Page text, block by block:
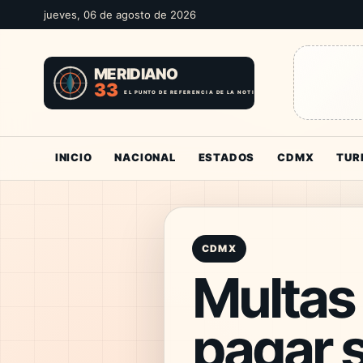
jueves, 06 de agosto de 2026
INICIO NACIONAL ESTADOS CDMX
CDMX
pagar